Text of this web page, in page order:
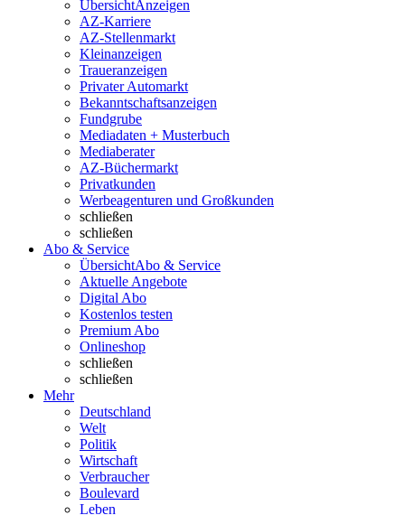
ÜbersichtAnzeigen
AZ-Karriere
AZ-Stellenmarkt
Kleinanzeigen
Traueranzeigen
Privater Automarkt
Bekanntschaftsanzeigen
Fundgrube
Mediadaten + Musterbuch
Mediaberater
AZ-Büchermarkt
Privatkunden
Werbeagenturen und Großkunden
schließen
schließen
Abo & Service
ÜbersichtAbo & Service
Aktuelle Angebote
Digital Abo
Kostenlos testen
Premium Abo
Onlineshop
schließen
schließen
Mehr
Deutschland
Welt
Politik
Wirtschaft
Verbraucher
Boulevard
Leben